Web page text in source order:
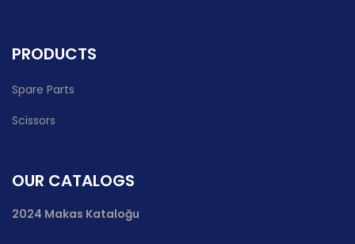
PRODUCTS
Spare Parts
Scissors
OUR CATALOGS
2024 Makas Kataloğu